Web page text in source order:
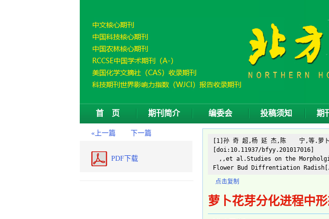
首 页 期刊简介 编委会 投稿须知 期
«上一篇 下一篇
PDF下载
[1]孙 奇 超,杨 延 杰,陈 宁,等.萝卜花
[doi:10.11937/bfyy.201017016]
,,et al.Studies on the
Flower Bud Diffrentiation
点击复制
萝卜花芽分化进程中